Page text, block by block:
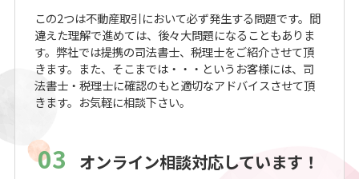
この2つは不動産取引において必ず発生する問題です。間
違えた理解で進めては、後々大問題になることもありま
す。弊社では提携の司法書士、税理士をご紹介させて頂
きます。また、そこまでは・・・というお客様には、司
法書士・税理士に確認のもと適切なアドバイスさせて頂
きます。お気軽に相談下さい。
03 オンライン相談対応しています！